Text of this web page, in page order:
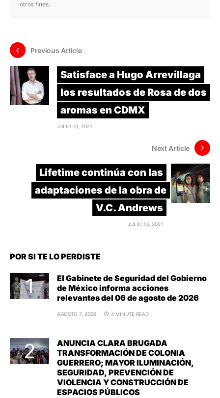
otros fines.
Previous Article
Satisface a Hugo Arrevillaga
los resultados de Rosa de dos
aromas en CDMX
JULIO 13, 2021
Next Article
Lifetime continúa con las
adaptaciones de la obra de
V.C. Andrews
JULIO 13, 2021
POR SI TE LO PERDISTE
El Gabinete de Seguridad del Gobierno
de México informa acciones
relevantes del 06 de agosto de 2026
AGOSTO 7, 2026 4 MINUTE READ
ANUNCIA CLARA BRUGADA
TRANSFORMACIÓN DE COLONIA
GUERRERO; MAYOR ILUMINACIÓN,
SEGURIDAD, PREVENCIÓN DE
VIOLENCIA Y CONSTRUCCIÓN DE
ESPACIOS PÚBLICOS